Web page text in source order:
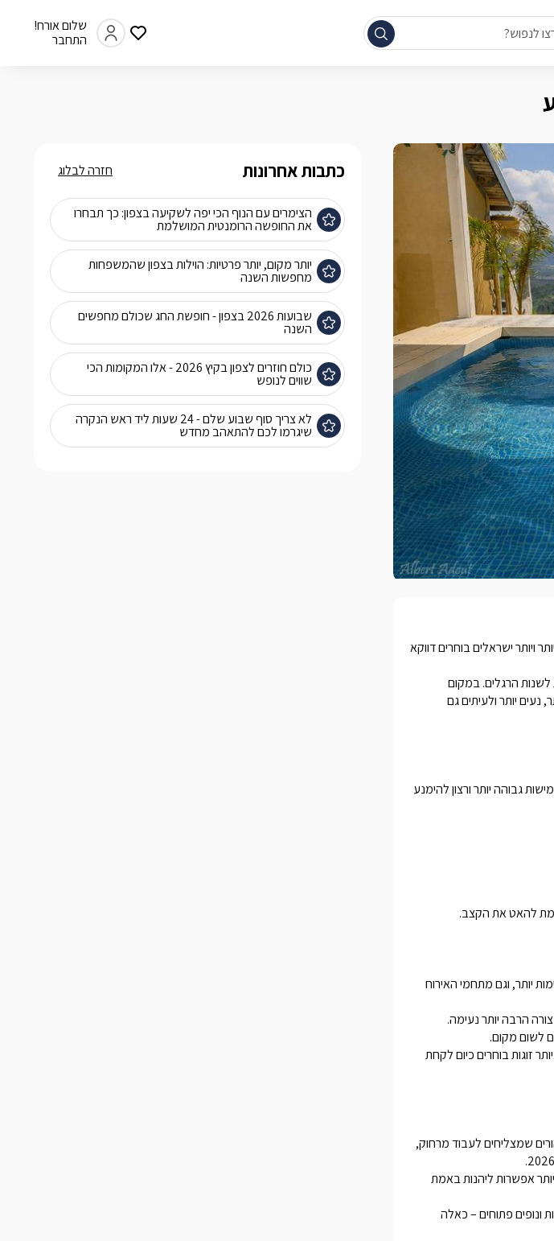
שלום אורח!
התחבר
לנפוש?
התמונה נראית אחרת לגמרי. יותר ויותר ישראלים בוחרים דווקא
לשנות הרגלים. במקום
יותר ולעיתים גם
גבוהה יותר ורצון להימנע
להאט את הקצב.
יותר, וגם מתחמי האירוח
הרבה יותר נעימה.
לשום מקום.
זוגות בוחרים כיום לקחת
שמצליחים לעבוד מרחוק,
אפשרות ליהנות באמת
ונופים פתוחים – כאלה
כתבות אחרונות
הצימרים עם הנוף הכי יפה לשקיעה בצפון: כך תבחרו
את החופשה הרומנטית המושלמת
יותר מקום, יותר פרטיות: הוילות בצפון שהמשפחות
מחפשות השנה
שבועות 2026 בצפון - חופשת החג שכולם מחפשים
השנה
כולם חוזרים לצפון בקיץ 2026 - אלו המקומות הכי
שווים לנופש
לא צריך סוף שבוע שלם - 24 שעות ליד ראש הנקרה
שיגרמו לכם להתאהב מחדש
חזרה לבלוג